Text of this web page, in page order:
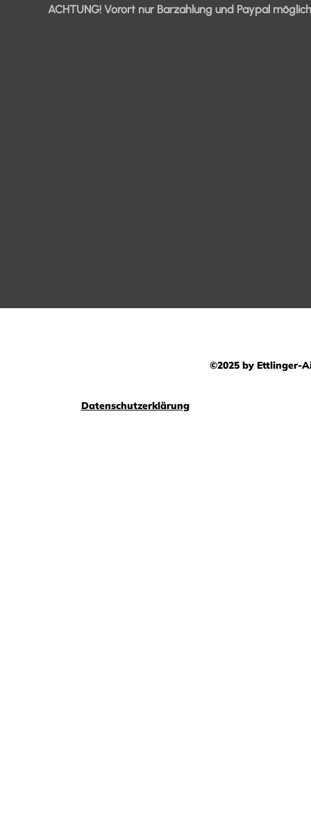
ACHTUNG! Vorort nur Barzahlung und Paypal
©2025 by Ettlinger-
Datenschutzerklärung